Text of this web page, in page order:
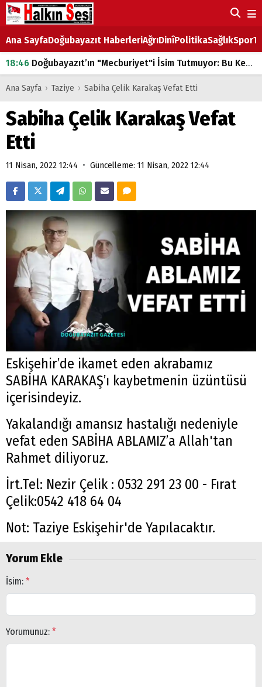
Ana SayfaDoğubayazıt HaberleriAğrıDinîPolitikaSağlıkSpor
18:46 Doğubayazıt’ın "Mecburiyet"i İsim Tutmuyor: Bu Kez de Mem u Zîn Oldu!
07:53Doğubayazıt’ta Ekmek Fiyatlarına Zam
Doğubayazıt'ta çocukların sırtındaki ağır yük
07:00 DEVLET ve HÜKÜMET
18:29ÇARŞI CADDESİ YAZ BOZ TAHTASI
Ana Sayfa › Taziye › Sabiha Çelik Karakaş Vefat Etti
Sabiha Çelik Karakaş Vefat
Etti
11 Nisan, 2022 12:44 • Güncelleme: 11 Nisan, 2022 12:44
Eskişehir’de ikamet eden akrabamız
SABİHA KARAKAŞ’ı kaybetmenin üzüntüsü
içerisindeyiz.
Yakalandığı amansız hastalığı nedeniyle
vefat eden SABİHA ABLAMIZ’a Allah'tan
Rahmet diliyoruz.
İrt.Tel: Nezir Çelik : 0532 291 23 00 - Fırat
Çelik:0542 418 64 04
Not: Taziye Eskişehir'de Yapılacaktır.
Yorum Ekle
İsim: *
Yorumunuz: *